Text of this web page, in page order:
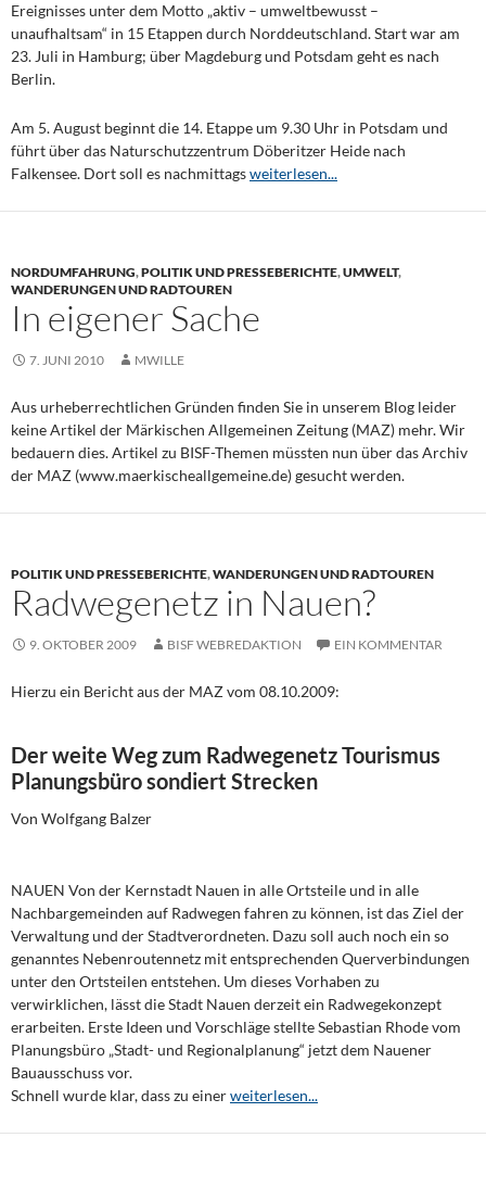
Ereignisses unter dem Motto „aktiv – umweltbewusst –
unaufhaltsam“ in 15 Etappen durch Norddeutschland. Start war am
23. Juli in Hamburg; über Magdeburg und Potsdam geht es nach
Berlin.
Am 5. August beginnt die 14. Etappe um 9.30 Uhr in Potsdam und
führt über das Naturschutzzentrum Döberitzer Heide nach
Falkensee. Dort soll es nachmittagsweiterlesen...
NORDUMFAHRUNG,POLITIK UND PRESSEBERICHTE,UMWELT,
WANDERUNGEN UND RADTOUREN
In eigener Sache
7. JUNI 2010 MWILLE
Aus urheberrechtlichen Gründen finden Sie in unserem Blog leider
keine Artikel der Märkischen Allgemeinen Zeitung (MAZ) mehr. Wir
bedauern dies. Artikel zu BISF-Themen müssten nun über das Archiv
der MAZ (www.maerkischeallgemeine.de) gesucht werden.
POLITIK UND PRESSEBERICHTE,WANDERUNGEN UND RADTOUREN
Radwegenetz in Nauen?
9. OKTOBER 2009 BISF WEBREDAKTION EIN KOMMENTAR
Hierzu ein Bericht aus der MAZ vom 08.10.2009:
Der weite Weg zum Radwegenetz Tourismus
Planungsbüro sondiert Strecken
Von Wolfgang Balzer
NAUEN Von der Kernstadt Nauen in alle Ortsteile und in alle
Nachbargemeinden auf Radwegen fahren zu können, ist das Ziel der
Verwaltung und der Stadtverordneten. Dazu soll auch noch ein so
genanntes Nebenroutennetz mit entsprechenden Querverbindungen
unter den Ortsteilen entstehen. Um dieses Vorhaben zu
verwirklichen, lässt die Stadt Nauen derzeit ein Radwegekonzept
erarbeiten. Erste Ideen und Vorschläge stellte Sebastian Rhode vom
Planungsbüro „Stadt- und Regionalplanung“ jetzt dem Nauener
Bauausschuss vor.
Schnell wurde klar, dass zu einerweiterlesen...